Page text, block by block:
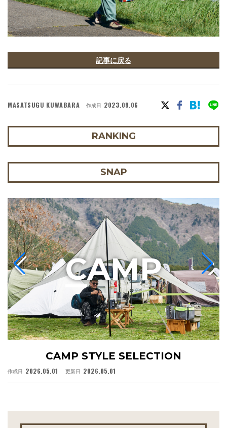
記事に戻る
MASATSUGU KUWABARA 作成日 2023.09.06
RANKING
SNAP
CAMP STYLE SELECTION
作成日 2026.05.01 更新日 2026.05.01
CAMP